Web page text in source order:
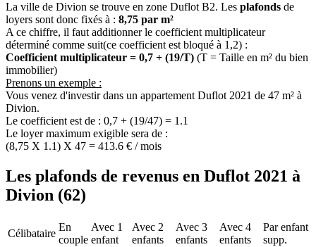
La ville de Divion se trouve en zone Duflot B2. Les plafonds de
loyers sont donc fixés à : 8,75 par m²
A ce chiffre, il faut additionner le coefficient multiplicateur
déterminé comme suit(ce coefficient est bloqué à 1,2) :
Coefficient multiplicateur = 0,7 + (19/T) (T = Taille en m² du bien
immobilier)
Prenons un exemple :
Vous venez d'investir dans un appartement Duflot 2021 de 47 m² à
Divion.
Le coefficient est de : 0,7 + (19/47) = 1.1
Le loyer maximum exigible sera de :
(8,75 X 1.1) X 47 = 413.6 € / mois
Les plafonds de revenus en Duflot 2021 à
Divion (62)
Célibataire
En
couple
Avec 1
enfant
Avec 2
enfants
Avec 3
enfants
Avec 4
enfants
Par enfant
supp.